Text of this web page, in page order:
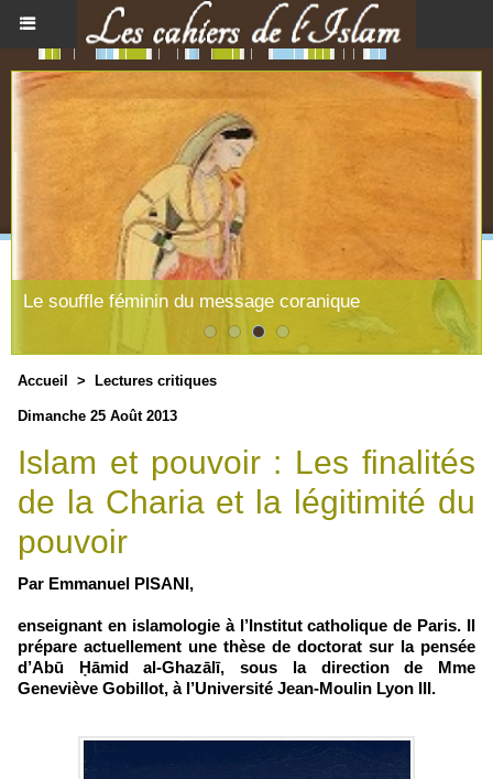
Le souffle féminin du message coranique
Accueil > Lectures critiques
Dimanche 25 Août 2013
Islam et pouvoir : Les finalités
de la Charia et la légitimité du
pouvoir
Par Emmanuel PISANI,
enseignant en islamologie à l’Institut catholique de Paris. Il
prépare actuellement une thèse de doctorat sur la pensée
d’Abū Ḥāmid al-Ghazālī, sous la direction de Mme
Geneviève Gobillot, à l’Université Jean-Moulin Lyon III.